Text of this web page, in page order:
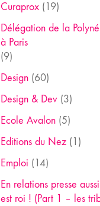
Curaprox(19)
Délégation de la
à Paris
(9)
Design(60)
Design & Dev(3)
Ecole Avalon(5)
Editions du Nez(1)
Emploi (14)
En relations presse
est roi ! (Part 1 – les